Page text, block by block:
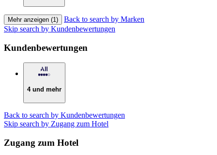
Mehr anzeigen (1)
Back to search by Marken
Skip search by Kundenbewertungen
Kundenbewertungen
4 und mehr
Back to search by Kundenbewertungen
Skip search by Zugang zum Hotel
Zugang zum Hotel